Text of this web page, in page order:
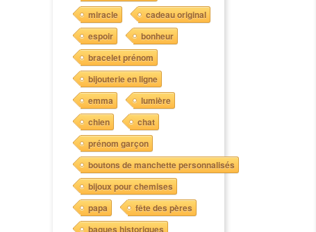
miracle
cadeau original
espoir
bonheur
bracelet prénom
bijouterie en ligne
emma
lumière
chien
chat
prénom garçon
boutons de manchette personnalisés
bijoux pour chemises
papa
fête des pères
bagues historiques